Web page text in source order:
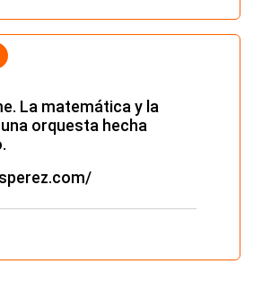
La matemática y la
orquesta hecha